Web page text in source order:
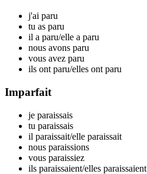
j'ai paru
tu as paru
il a paru/elle a paru
nous avons paru
vous avez paru
ils ont paru/elles ont paru
Imparfait
je paraissais
tu paraissais
il paraissait/elle paraissait
nous paraissions
vous paraissiez
ils paraissaient/elles paraissaient